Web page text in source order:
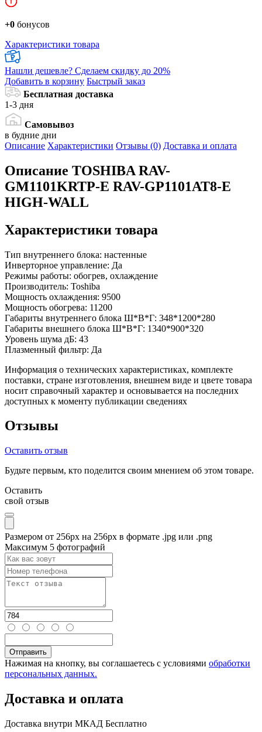
+0 бонусов
Характеристики товара
Нашли дешевле? Сделаем скидку до 20%
Добавить в корзину Быстрый заказ
Бесплатная доставка
1-3 дня
Самовывоз
в будние дни
Описание Характеристики Отзывы (0) Доставка и оплата
Описание TOSHIBA RAV-
GM1101KRTP-E RAV-GP1101AT8-E
HIGH-WALL
Характеристики товара
Тип внутреннего блока: настенные
Инверторное управление: Да
Режимы работы: обогрев, охлаждение
Производитель: Toshiba
Мощность охлаждения: 9500
Мощность обогрева: 11200
Габариты внутреннего блока Ш*В*Г: 348*1200*280
Габариты внешнего блока Ш*В*Г: 1340*900*320
Уровень шума дБ: 43
Плазменный фильтр: Да
Информация о технических характеристиках, комплекте
поставки, стране изготовления, внешнем виде и цвете товара
носит справочный характер и основывается на последних
доступных к моменту публикации сведениях
Отзывы
Оставить отзыв
Будьте первым, кто поделится своим мнением об этом товаре.
Оставить
свой отзыв
Размером от 256px на 256px в формате .jpg или .png
Максимум 5 фотографий
Нажимая на кнопку, вы соглашаетесь с условиями обработки
персональных данных.
Доставка и оплата
Доставка внутри МКАД Бесплатно